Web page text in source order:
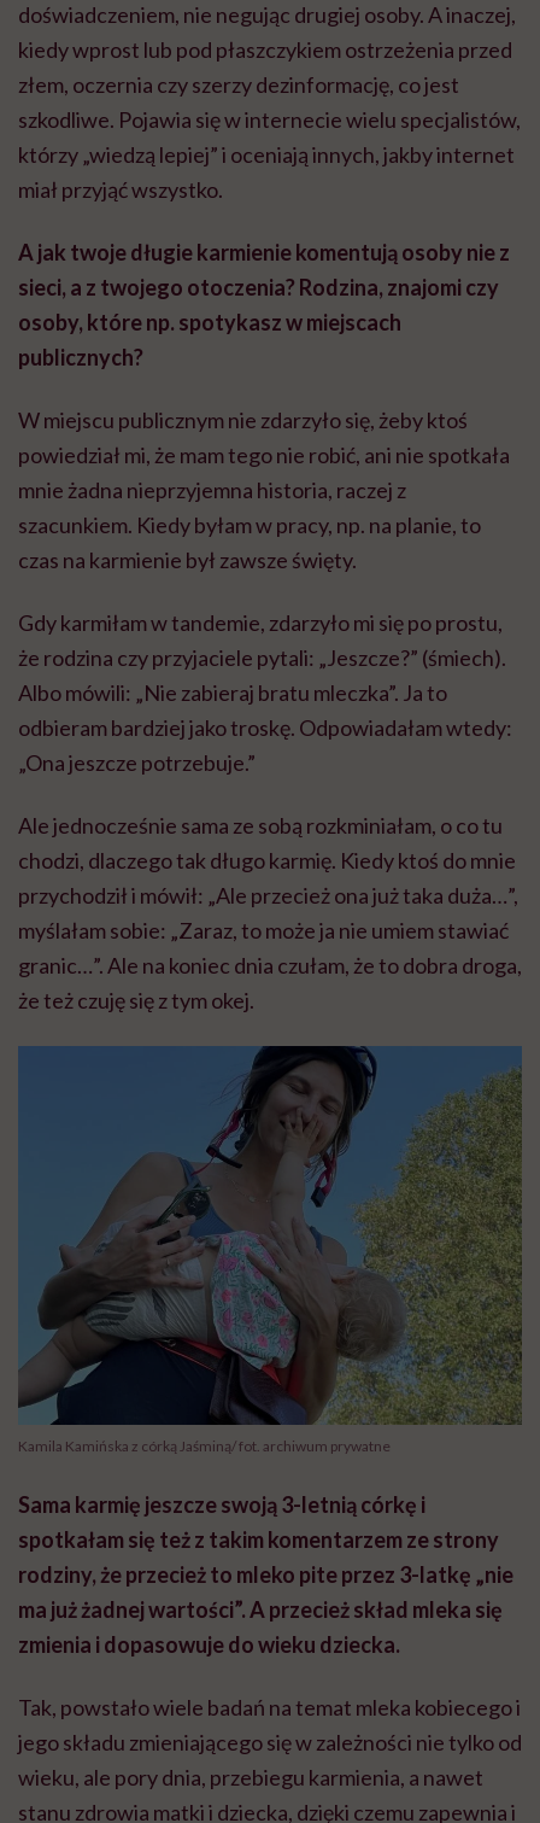
doświadczeniem, nie negując drugiej osoby. A inaczej,
kiedy wprost lub pod płaszczykiem ostrzeżenia przed
złem, oczernia czy szerzy dezinformację, co jest
szkodliwe. Pojawia się w internecie wielu specjalistów,
którzy „wiedzą lepiej” i oceniają innych, jakby internet
miał przyjąć wszystko.
A jak twoje długie karmienie komentują osoby nie z
sieci, a z twojego otoczenia? Rodzina, znajomi czy
osoby, które np. spotykasz w miejscach
publicznych?
W miejscu publicznym nie zdarzyło się, żeby ktoś
powiedział mi, że mam tego nie robić, ani nie spotkała
mnie żadna nieprzyjemna historia, raczej z
szacunkiem. Kiedy byłam w pracy, np. na planie, to
czas na karmienie był zawsze święty.
Gdy karmiłam w tandemie, zdarzyło mi się po prostu,
że rodzina czy przyjaciele pytali: „Jeszcze?” (śmiech).
Albo mówili: „Nie zabieraj bratu mleczka”. Ja to
odbieram bardziej jako troskę. Odpowiadałam wtedy:
„Ona jeszcze potrzebuje.”
Ale jednocześnie sama ze sobą rozkminiałam, o co tu
chodzi, dlaczego tak długo karmię. Kiedy ktoś do mnie
przychodził i mówił: „Ale przecież ona już taka duża…”,
myślałam sobie: „Zaraz, to może ja nie umiem stawiać
granic…”. Ale na koniec dnia czułam, że to dobra droga,
że też czuję się z tym okej.
Kamila Kamińska z córką Jaśminą/ fot. archiwum prywatne
Sama karmię jeszcze swoją 3-letnią córkę i
spotkałam się też z takim komentarzem ze strony
rodziny, że przecież to mleko pite przez 3-latkę „nie
ma już żadnej wartości”. A przecież skład mleka się
zmienia i dopasowuje do wieku dziecka.
Tak, powstało wiele badań na temat mleka kobiecego i
jego składu zmieniającego się w zależności nie tylko od
wieku, ale pory dnia, przebiegu karmienia, a nawet
stanu zdrowia matki i dziecka, dzięki czemu zapewnia i